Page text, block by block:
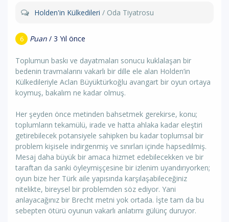
Holden'in Külkedileri / Oda Tiyatrosu
6 Puan / 3 Yıl önce
Toplumun baskı ve dayatmaları sonucu kuklalaşan bir
bedenin travmalarını vakarlı bir dille ele alan Holden’in
Külkedileriyle Aclan Büyüktürkoğlu avangart bir oyun ortaya
koymuş, bakalım ne kadar olmuş.
Her şeyden önce metinden bahsetmek gerekirse, konu;
toplumların tekamülü, irade ve hatta ahlaka kadar eleştiri
getirebilecek potansiyele sahipken bu kadar toplumsal bir
problem kişisele indirgenmiş ve sınırları içinde hapsedilmiş.
Mesaj daha büyük bir amaca hizmet edebilecekken ve bir
taraftan da sanki öyleymişçesine bir izlenim uyandırıyorken;
oyun bize her Türk aile yapısında karşılaşabileceğiniz
nitelikte, bireysel bir problemden söz ediyor. Yani
anlayacağınız bir Brecht metni yok ortada. İşte tam da bu
sebepten ötürü oyunun vakarlı anlatımı gülünç duruyor.